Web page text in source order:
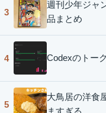
3
週刊少年ジャ
品まとめ
4 Codexのトー
5
大鳥居の洋食